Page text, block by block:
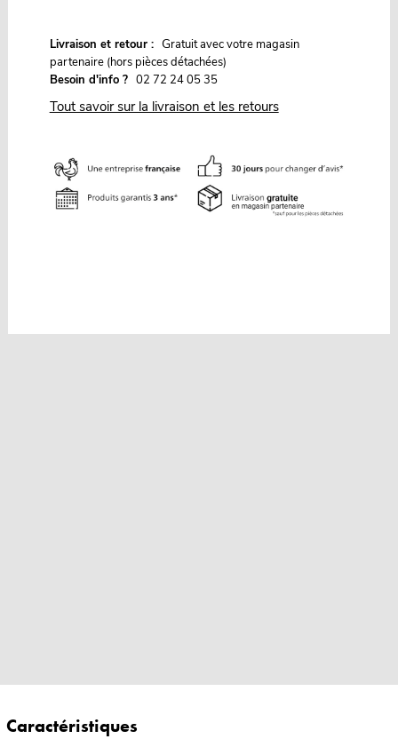
Livraison et retour : Gratuit avec votre magasin
partenaire (hors pièces détachées)
Besoin d'info ? 02 72 24 05 35
Tout savoir sur la livraison et les retours
Caractéristiques